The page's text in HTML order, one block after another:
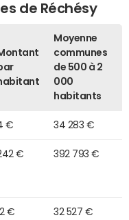
de Réchésy
Moyenne
communes
de 500 à 2
000
habitants
€ 34 283 €
€ 392 793 €
12 € 32 527 €